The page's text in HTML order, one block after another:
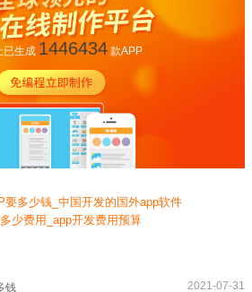
已生成 1446434款APP
要多少钱_中国开发的国外app软件
少费用_app开发费用预算
钱 2021-07-31